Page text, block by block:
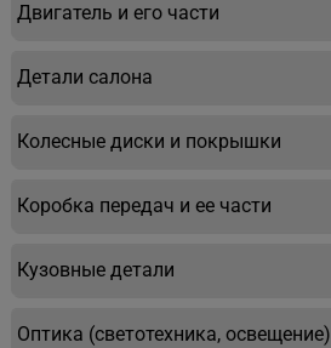
Двигатель и его части
Детали салона
Колесные диски и покрышки
Коробка передач и ее части
Кузовные детали
Оптика (светотехника, освещение)